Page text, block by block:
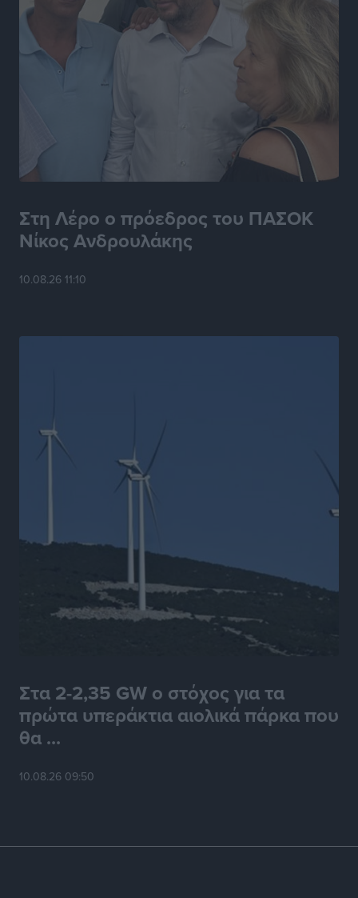
Στη Λέρο ο πρόεδρος του ΠΑΣΟΚ
Νίκος Ανδρουλάκης
10.08.26 11:10
Στα 2-2,35 GW ο στόχος για τα
πρώτα υπεράκτια αιολικά πάρκα που
θα ...
10.08.26 09:50